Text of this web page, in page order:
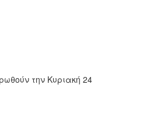
την Κυριακή 24